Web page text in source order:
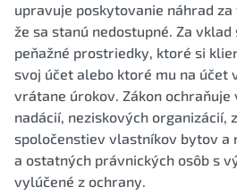
upravuje poskytovanie náhrad
že sa stanú nedostupné. Za
peňažné prostriedky, ktoré si
svoj účet alebo ktoré mu na účet
vrátane úrokov. Zákon ochraňuje
nadácií, neziskových organizácií,
spoločenstiev vlastníkov bytov a
a ostatných právnických osôb s
vylúčené z ochrany.